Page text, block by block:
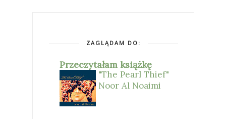
ZAGLĄDAM DO:
Przeczytałam książkę
"The Pearl Thief"
Noor Al Noaimi